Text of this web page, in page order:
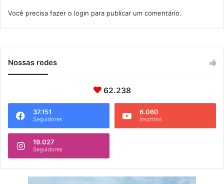
g
í
n
t
s
Você precisa fazer o login para publicar um comentário.
Nossas redes
62.238
37.151
Seguidores
6.060
Inscritos
19.027
Seguidores